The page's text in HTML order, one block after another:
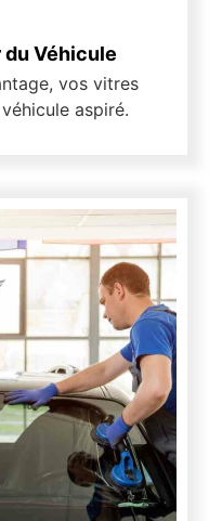
Véhicule
vos vitres
aspiré.